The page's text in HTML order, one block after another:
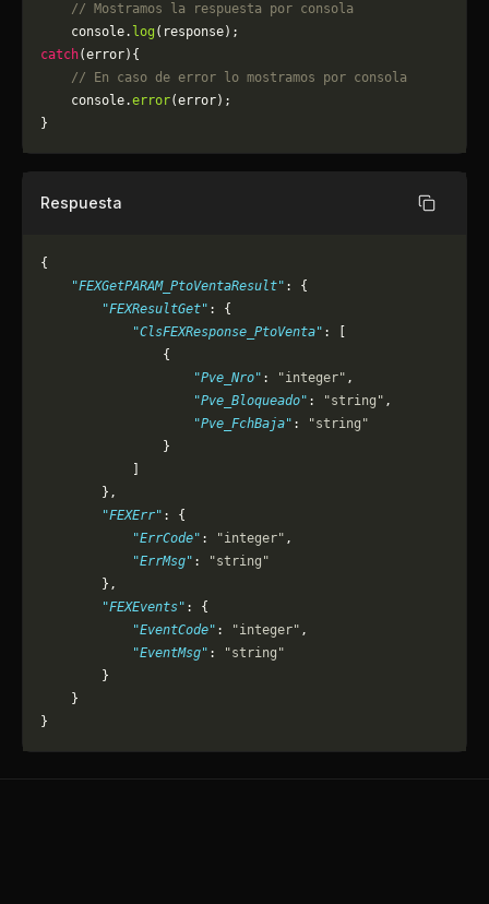
    // Mostramos la respuesta por consola
    console.
log (response);
catch(error){
    // En caso de error lo mostramos por consola
	console.
error(error);
}
Respuesta Copiar
{
    "FEXGetPARAM_PtoVentaResult"
: {
        "FEXResultGet"
: {
            "ClsFEXResponse_PtoVenta"
: [
                {
                    "Pve_Nro"
: "integer" ,
                    "Pve_Bloqueado"
: "string" ,
                    "Pve_FchBaja"
:
"string"
                }
        },
        "FEXErr"
: {
            "ErrCode"
: "integer" ,
            "ErrMsg"
:
"string"
        },
        "FEXEvents"
: {
            "EventCode"
: "integer" ,
            "EventMsg"
:
"string"
        }
    }
}